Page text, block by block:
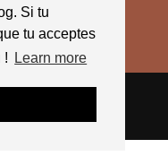
Si tu
tu acceptes
!
Learn more
pipdig